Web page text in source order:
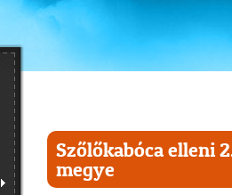
Szőlőkabóca elleni
megye